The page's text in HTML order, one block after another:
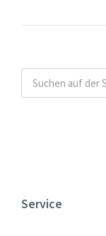
Service